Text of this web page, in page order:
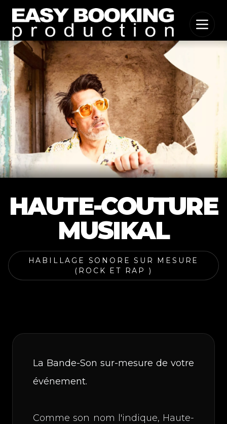
HAUTE-COUTURE
MUSIKAL
HABILLAGE SONORE SUR MESURE
(ROCK ET RAP )
La Bande-Son sur-mesure de votre
événement.
Comme son nom l'indique, Haute-